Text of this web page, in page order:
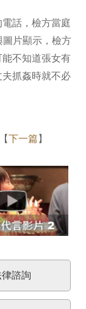
話，檢方當庭
片顯示，檢方
不知道張女有
抓姦時就不必
下一篇 】
諮詢